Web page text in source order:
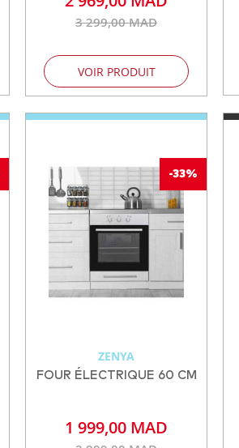
3 299,00 MAD
VOIR PRODUIT
-33%
ZENYA
FOUR ÉLECTRIQUE 60 CM
1 999,00 MAD